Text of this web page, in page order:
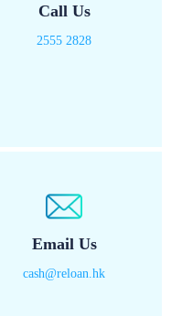
Call Us
2555 2828
Email Us
cash@reloan.hk